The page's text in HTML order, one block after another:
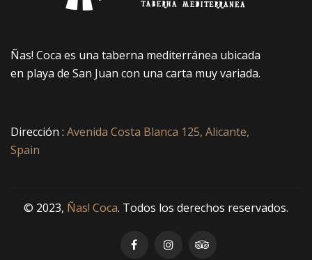
Ñas! Coca es una taberna mediterránea ubicada
en playa de San Juan con una carta muy variada.
Dirección : Avenida Costa Blanca 125, Alicante,
Spain
© 2023, Ñas! Coca. Todos los derechos reservados.